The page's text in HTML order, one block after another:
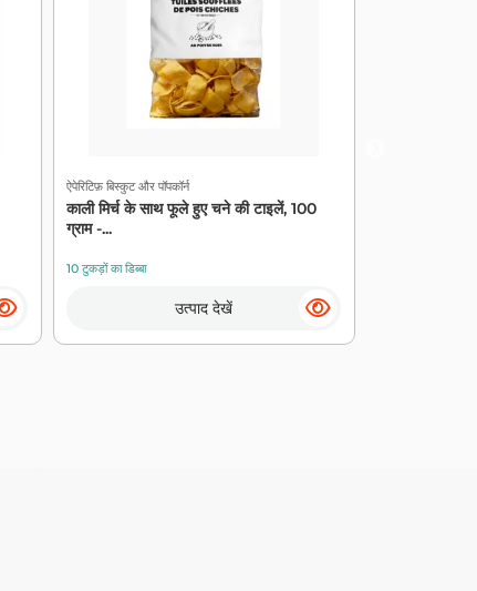
ऐपेरिटिफ़ बिस्कुट और पॉपकॉर्न
काली मिर्च के साथ फूले हुए चने की टाइलें, 100
ग्राम -...
10 टुकड़ों का डिब्बा
उत्पाद देखें